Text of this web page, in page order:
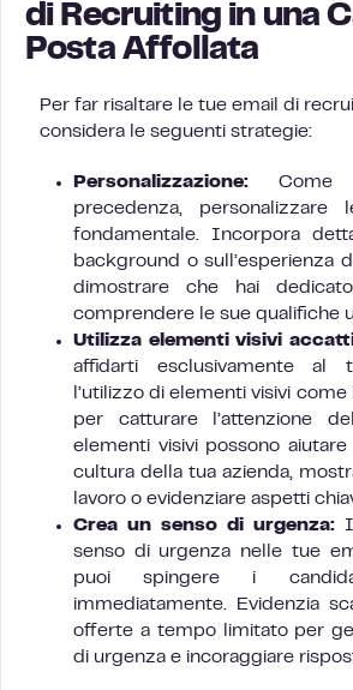
di Recruiting in una
Posta Affollata
Per far risaltare le tue email di
considera le seguenti strategie:
Personalizzazione: Come
precedenza,
fondamentale. Incorpora
background o sull’esperienza
dimostrare che hai
comprendere le sue qualifiche
Utilizza elementi visivi
affidarti esclusivamente al
l’utilizzo di elementi visivi
per catturare l’attenzione
elementi visivi possono
cultura della tua azienda,
lavoro o evidenziare aspetti
Crea un senso di urgenza:
senso di urgenza nelle tue
puoi spingere i
immediatamente. Evidenzia
offerte a tempo limitato per
di urgenza e incoraggiare